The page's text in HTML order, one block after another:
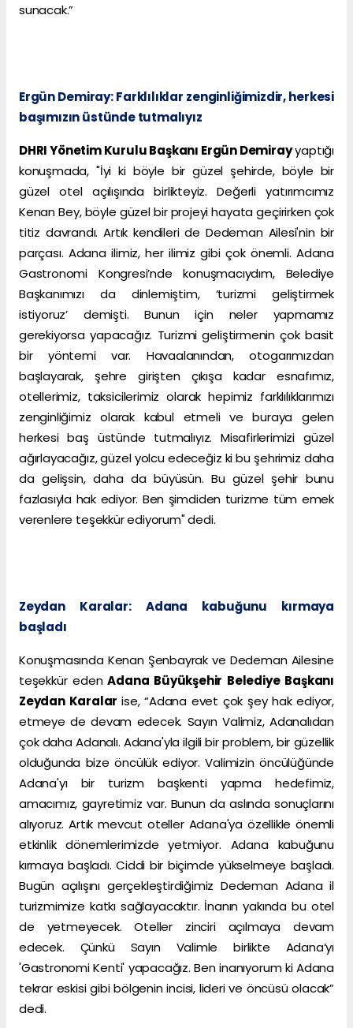
sunacak.”
Ergün Demiray: Farklılıklar zenginliğimizdir, herkesi
başımızın üstünde tutmalıyız
DHRI Yönetim Kurulu Başkanı Ergün Demirayyaptığı
konuşmada, "İyi ki böyle bir güzel şehirde, böyle bir
güzel otel açılışında birlikteyiz. Değerli yatırımcımız
Kenan Bey, böyle güzel bir projeyi hayata geçirirken çok
titiz davrandı. Artık kendileri de Dedeman Ailesi'nin bir
parçası. Adana ilimiz, her ilimiz gibi çok önemli. Adana
Gastronomi Kongresi’nde konuşmacıydım, Belediye
Başkanımızı da dinlemiştim, ‘turizmi geliştirmek
istiyoruz’ demişti. Bunun için neler yapmamız
gerekiyorsa yapacağız. Turizmi geliştirmenin çok basit
bir yöntemi var. Havaalanından, otogarımızdan
başlayarak, şehre girişten çıkışa kadar esnafımız,
otellerimiz, taksicilerimiz olarak hepimiz farklılıklarımızı
zenginliğimiz olarak kabul etmeli ve buraya gelen
herkesi baş üstünde tutmalıyız. Misafirlerimizi güzel
ağırlayacağız, güzel yolcu edeceğiz ki bu şehrimiz daha
da gelişsin, daha da büyüsün. Bu güzel şehir bunu
fazlasıyla hak ediyor. Ben şimdiden turizme tüm emek
verenlere teşekkür ediyorum" dedi.
Zeydan Karalar: Adana kabuğunu kırmaya
başladı
Konuşmasında Kenan Şenbayrak ve Dedeman Ailesine
teşekkür edenAdana Büyükşehir Belediye Başkanı
Zeydan Karalarise, “Adana evet çok şey hak ediyor,
etmeye de devam edecek. Sayın Valimiz, Adanalıdan
çok daha Adanalı. Adana'yla ilgili bir problem, bir güzellik
olduğunda bize öncülük ediyor. Valimizin öncülüğünde
Adana'yı bir turizm başkenti yapma hedefimiz,
amacımız, gayretimiz var. Bunun da aslında sonuçlarını
alıyoruz. Artık mevcut oteller Adana'ya özellikle önemli
etkinlik dönemlerimizde yetmiyor. Adana kabuğunu
kırmaya başladı. Ciddi bir biçimde yükselmeye başladı.
Bugün açılışını gerçekleştirdiğimiz Dedeman Adana il
turizmimize katkı sağlayacaktır. İnanın yakında bu otel
de yetmeyecek. Oteller zinciri açılmaya devam
edecek. Çünkü Sayın Valimle birlikte Adana’yı
'Gastronomi Kenti' yapacağız. Ben inanıyorum ki Adana
tekrar eskisi gibi bölgenin incisi, lideri ve öncüsü olacak”
dedi.